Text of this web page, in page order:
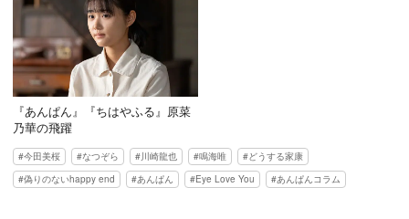
『あんぱん』『ちはやふる』原菜
乃華の飛躍
今田美桜 なつぞら 川崎龍也 鳴海唯
どうする家康
偽りのないhappy end
あんぱん Eye Love You あんぱんコラム